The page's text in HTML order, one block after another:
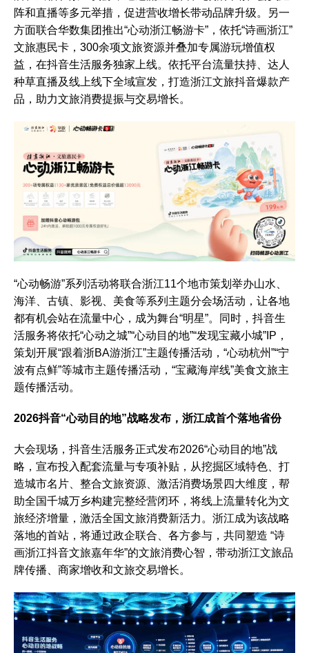
阵和直播等多元举措，促进营收增长带动品牌升级。另一
方面联合华数集团推出“心动浙江畅游卡”，依托“诗画浙江”
文旅惠民卡，300余项文旅资源并叠加专属游玩增值权
益，在抖音生活服务独家上线。依托平台流量扶持、达人
种草直播及线上线下全域宣发，打造浙江文旅抖音爆款产
品，助力文旅消费提振与交易增长。
“心动畅游”系列活动将联合浙江11个地市策划举办山水、
海洋、古镇、影视、美食等系列主题分会场活动，让各地
都有机会站在流量中心，成为舞台“明星”。同时，抖音生
活服务将依托“心动之城”“心动目的地”“发现宝藏小城”IP，
策划开展“跟着浙BA游浙江”主题传播活动，“心动杭州”“宁
波有点鲜”等城市主题传播活动，“宝藏海岸线”美食文旅主
题传播活动。
2026抖音“心动目的地”战略发布，浙江成首个落地省份
大会现场，抖音生活服务正式发布2026“心动目的地”战
略，宣布投入配套流量与专项补贴，从挖掘区域特色、打
造城市名片、整合文旅资源、激活消费场景四大维度，帮
助全国千城万乡构建完整经营闭环，将线上流量转化为文
旅经济增量，激活全国文旅消费新活力。浙江成为该战略
落地的首站，将通过政企联合、各方参与，共同塑造 “诗
画浙江抖音文旅嘉年华”的文旅消费心智，带动浙江文旅品
牌传播、商家增收和文旅交易增长。